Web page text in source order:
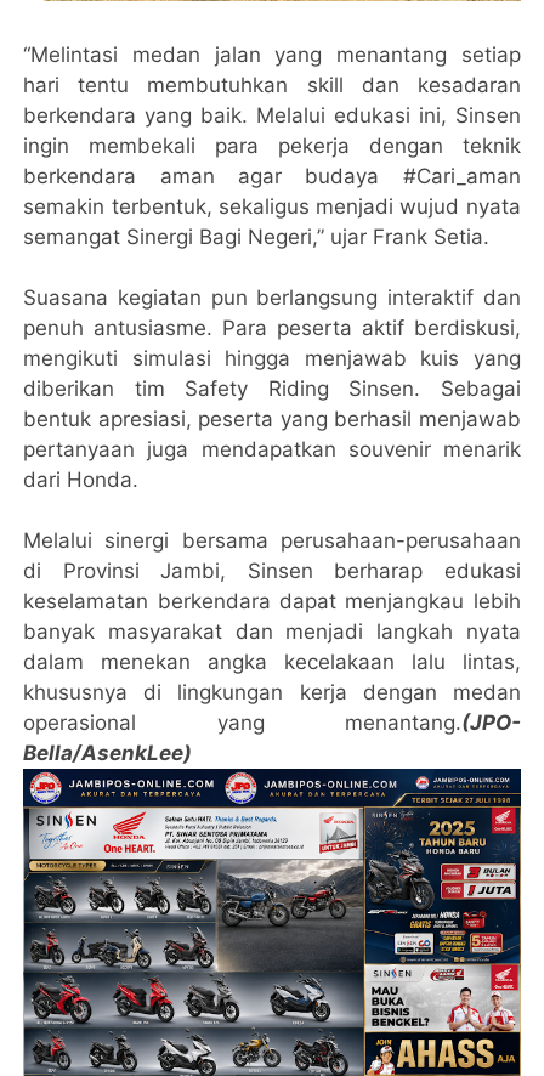
“Melintasi medan jalan yang menantang setiap
hari tentu membutuhkan skill dan kesadaran
berkendara yang baik. Melalui edukasi ini, Sinsen
ingin membekali para pekerja dengan teknik
berkendara aman agar budaya #Cari_aman
semakin terbentuk, sekaligus menjadi wujud nyata
semangat Sinergi Bagi Negeri,” ujar Frank Setia.
Suasana kegiatan pun berlangsung interaktif dan
penuh antusiasme. Para peserta aktif berdiskusi,
mengikuti simulasi hingga menjawab kuis yang
diberikan tim Safety Riding Sinsen. Sebagai
bentuk apresiasi, peserta yang berhasil menjawab
pertanyaan juga mendapatkan souvenir menarik
dari Honda.
Melalui sinergi bersama perusahaan-perusahaan
di Provinsi Jambi, Sinsen berharap edukasi
keselamatan berkendara dapat menjangkau lebih
banyak masyarakat dan menjadi langkah nyata
dalam menekan angka kecelakaan lalu lintas,
khususnya di lingkungan kerja dengan medan
operasional yang menantang.(JPO-
Bella/AsenkLee)